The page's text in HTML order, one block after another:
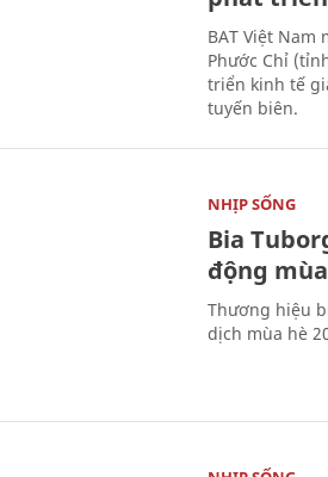
BAT Việt
Phước Chỉ
triển kinh tế
tuyến biên.
NHỊP SỐNG
Bia
động
Thương hiệu
dịch mùa hè